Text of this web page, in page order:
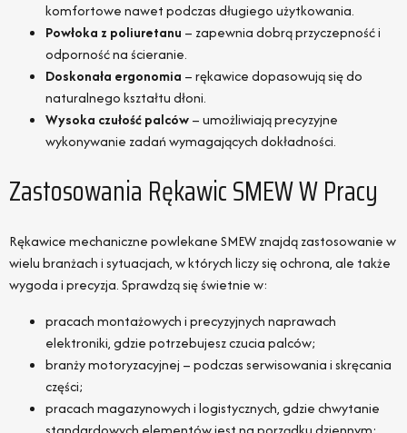
komfortowe nawet podczas długiego użytkowania.
Powłoka z poliuretanu – zapewnia dobrą przyczepność i
odporność na ścieranie.
Doskonała ergonomia – rękawice dopasowują się do
naturalnego kształtu dłoni.
Wysoka czułość palców– umożliwiają precyzyjne
wykonywanie zadań wymagających dokładności.
Zastosowania Rękawic SMEW W Pracy
Rękawice mechaniczne powlekane SMEW znajdą zastosowanie w
wielu branżach i sytuacjach, w których liczy się ochrona, ale także
wygoda i precyzja. Sprawdzą się świetnie w:
pracach montażowych i precyzyjnych naprawach
elektroniki, gdzie potrzebujesz czucia palców;
branży motoryzacyjnej – podczas serwisowania i skręcania
części;
pracach magazynowych i logistycznych, gdzie chwytanie